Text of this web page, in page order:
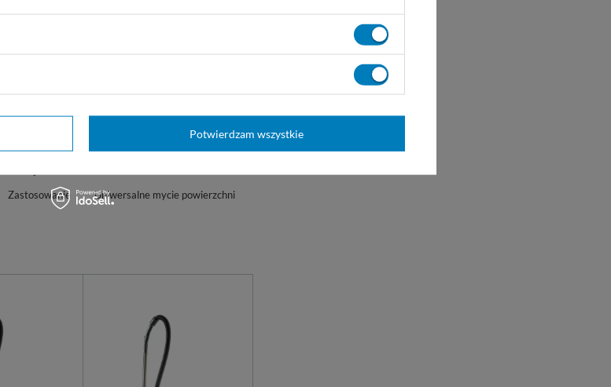
Zastosowanie
Uniwersalne mycie powierzchni
Potwierdzam wszystkie